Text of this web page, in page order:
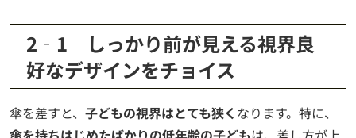
2‐1 しっかり前が見える視界良
好なデザインをチョイス
傘を差すと、 子どもの視界はとても狭く なります。特に、